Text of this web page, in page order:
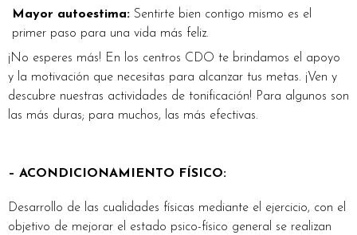
Mayor autoestima: Sentirte bien contigo mismo es el
primer paso para una vida más feliz.
¡No esperes más! En los centros CDO te brindamos el apoyo
y la motivación que necesitas para alcanzar tus metas. ¡Ven y
descubre nuestras actividades de tonificación! Para algunos son
las más duras; para muchos, las más efectivas.
– ACONDICIONAMIENTO FÍSICO:
Desarrollo de las cualidades físicas mediante el ejercicio, con el
objetivo de mejorar el estado psico-físico general se realizan